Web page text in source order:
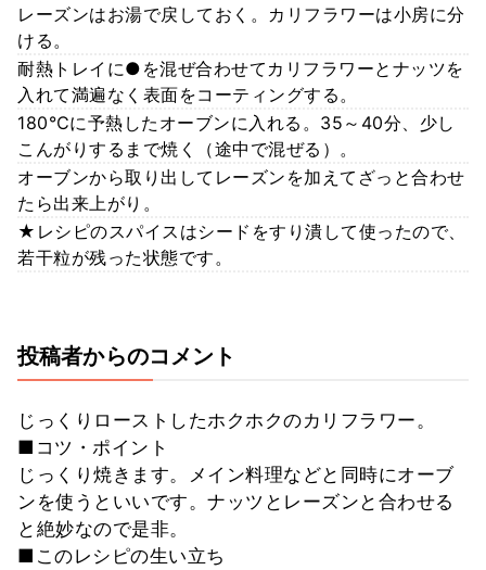
レーズンはお湯で戻しておく。カリフラワーは小房に分
ける。
耐熱トレイに●を混ぜ合わせてカリフラワーとナッツを
入れて満遍なく表面をコーティングする。
180℃に予熱したオーブンに入れる。35～40分、少し
こんがりするまで焼く（途中で混ぜる）。
オーブンから取り出してレーズンを加えてざっと合わせ
たら出来上がり。
★レシピのスパイスはシードをすり潰して使ったので、
若干粒が残った状態です。
投稿者からのコメント
じっくりローストしたホクホクのカリフラワー。
■コツ・ポイント
じっくり焼きます。メイン料理などと同時にオーブ
ンを使うといいです。ナッツとレーズンと合わせる
と絶妙なので是非。
■このレシピの生い立ち